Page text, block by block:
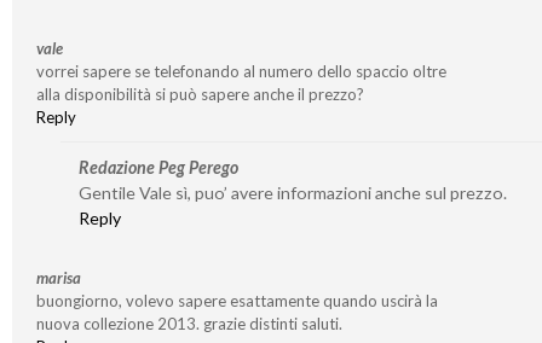
vale
vorrei sapere se telefonando al numero dello spaccio oltre
alla disponibilità si può sapere anche il prezzo?
Reply
Redazione Peg Perego
Gentile Vale sì, puo’ avere informazioni anche sul prezzo.
Reply
marisa
buongiorno, volevo sapere esattamente quando uscirà la
nuova collezione 2013. grazie distinti saluti.